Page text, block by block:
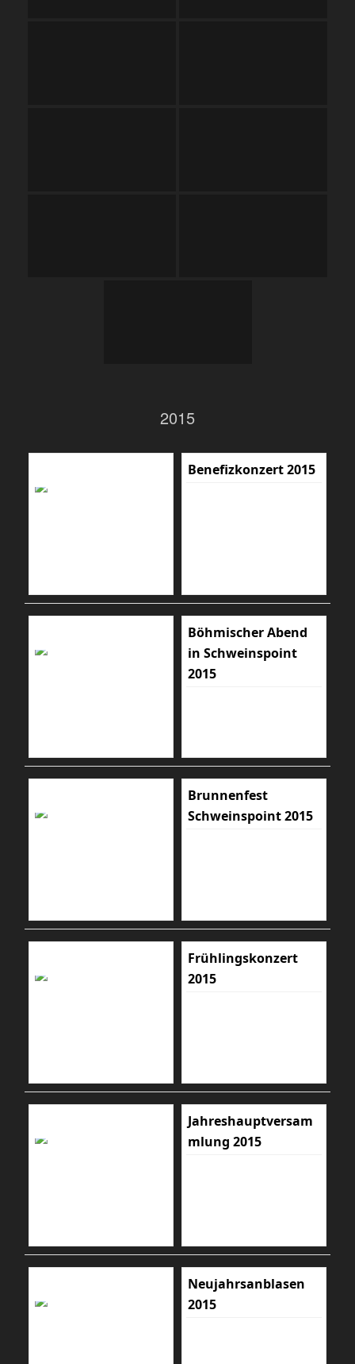
2015
Benefizkonzert 2015
Böhmischer Abend
in Schweinspoint
2015
Brunnenfest
Schweinspoint 2015
Frühlingskonzert
2015
Jahreshauptversam
mlung 2015
Neujahrsanblasen
2015